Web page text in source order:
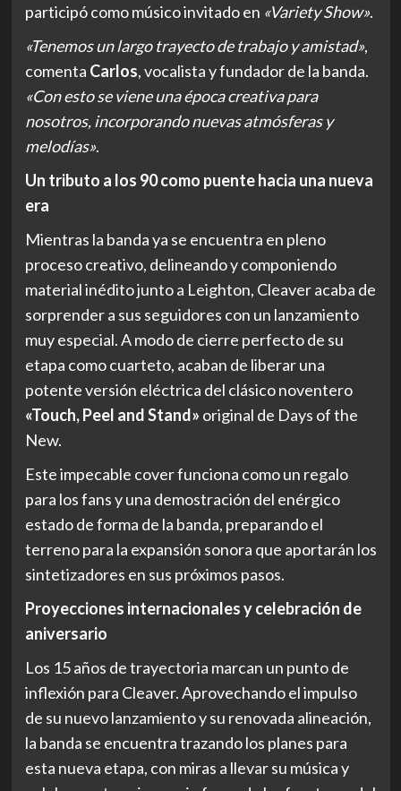
participó como músico invitado en «Variety Show».
«Tenemos un largo trayecto de trabajo y amistad»,
comenta Carlos, vocalista y fundador de la banda.
«Con esto se viene una época creativa para
nosotros, incorporando nuevas atmósferas y
melodías».
Un tributo a los 90 como puente hacia una nueva
era
Mientras la banda ya se encuentra en pleno
proceso creativo, delineando y componiendo
material inédito junto a Leighton, Cleaver acaba de
sorprender a sus seguidores con un lanzamiento
muy especial. A modo de cierre perfecto de su
etapa como cuarteto, acaban de liberar una
potente versión eléctrica del clásico noventero
«Touch, Peel and Stand» original de Days of the
New.
Este impecable cover funciona como un regalo
para los fans y una demostración del enérgico
estado de forma de la banda, preparando el
terreno para la expansión sonora que aportarán los
sintetizadores en sus próximos pasos.
Proyecciones internacionales y celebración de
aniversario
Los 15 años de trayectoria marcan un punto de
inflexión para Cleaver. Aprovechando el impulso
de su nuevo lanzamiento y su renovada alineación,
la banda se encuentra trazando los planes para
esta nueva etapa, con miras a llevar su música y